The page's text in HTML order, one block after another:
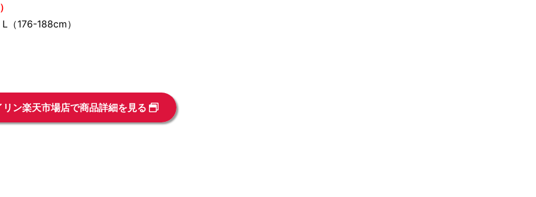
（176-188cm）
リン楽天市場店で商品詳細を見る